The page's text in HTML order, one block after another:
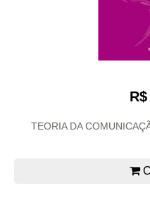
TEORIA DA